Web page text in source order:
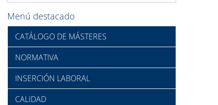
Menú destacado
CATÁLOGO DE MÁSTERES
NORMATIVA
INSERCIÓN LABORAL
CALIDAD